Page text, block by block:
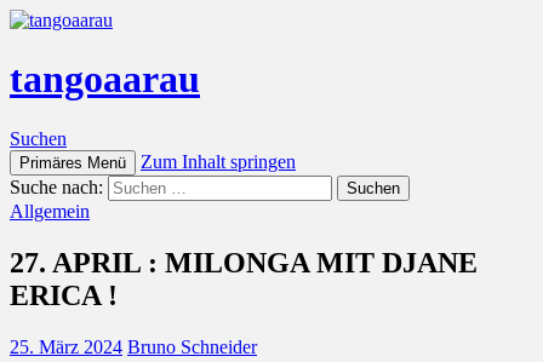
tangoaarau
Suchen
Primäres Menü
Zum Inhalt springen
Suche nach:
Allgemein
27. APRIL : MILONGA MIT DJANE
ERICA !
25. März 2024 Bruno Schneider